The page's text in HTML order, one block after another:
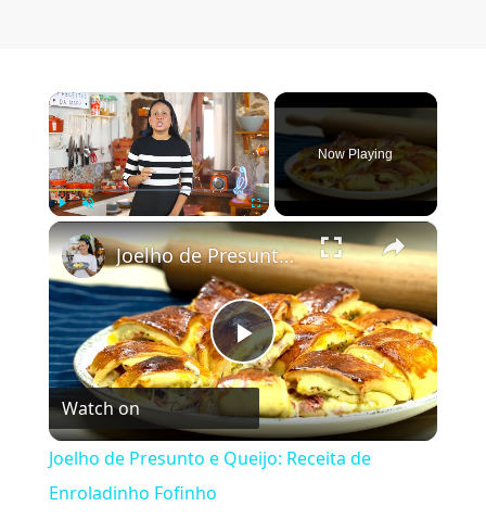
×
Now Playing
×
Play Video
Joelho de Presunto e Queijo: Receita de Enroladinho Fofinho
Watch on
Joelho de Presunto e Queijo: Receita de
Enroladinho Fofinho